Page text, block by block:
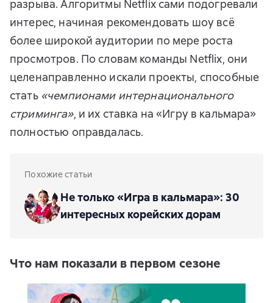
разрыва. Алгоритмы Netflix сами подогревали
интерес, начиная рекомендовать шоу всё
более широкой аудитории по мере роста
просмотров. По словам команды Netflix, они
целенаправленно искали проекты, способные
стать«чемпионами интернационального
стриминга», и их ставка на «Игру в кальмара»
полностью оправдалась.
Похожие статьи
Не только «Игра в кальмара»: 30
интересных корейских дорам
Что нам показали в первом сезоне